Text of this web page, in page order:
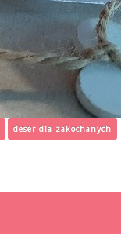
deser dla zakochanych